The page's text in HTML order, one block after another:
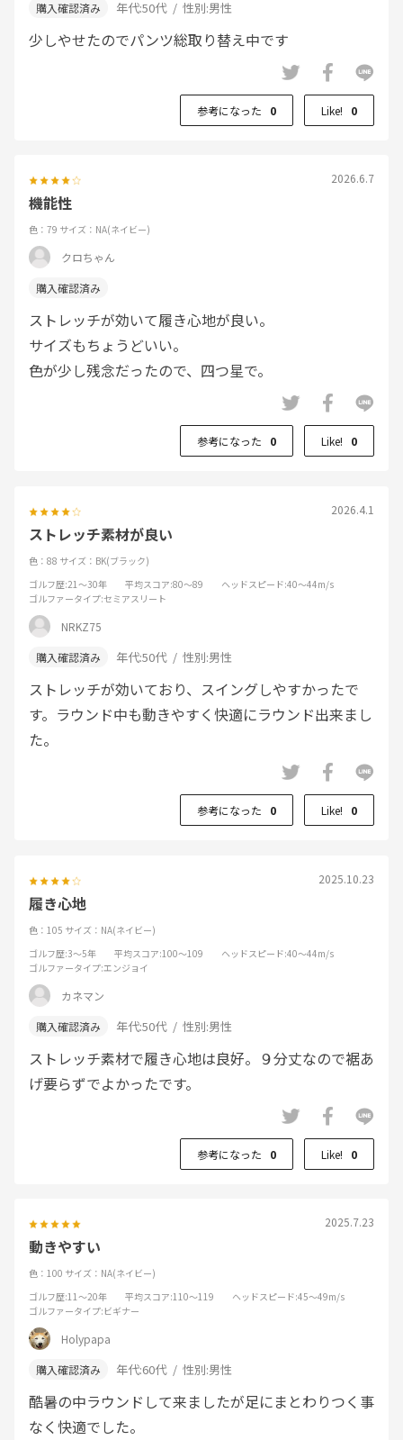
年代:50代 性別:男性
少しやせたのでパンツ総取り替え中です
参考になった 0 Like! 0
2026.6.7
機能性
色：79 サイズ：NA(ネイビー)
クロちゃん
ストレッチが効いて履き心地が良い。
サイズもちょうどいい。
色が少し残念だったので、四つ星で。
参考になった 0 Like! 0
2026.4.1
ストレッチ素材が良い
色：88 サイズ：BK(ブラック)
ゴルフ歴:21～30年 平均スコア:80～89 ヘッドスピード:40～44m/s
ゴルファータイプ:セミアスリート
NRKZ75
年代:50代 性別:男性
ストレッチが効いており、スイングしやすかったで
す。ラウンド中も動きやすく快適にラウンド出来まし
た。
参考になった 0 Like! 0
2025.10.23
履き心地
色：105 サイズ：NA(ネイビー)
ゴルフ歴:3～5年 平均スコア:100～109 ヘッドスピード:40～44m/s
ゴルファータイプ:エンジョイ
カネマン
年代:50代 性別:男性
ストレッチ素材で履き心地は良好。９分丈なので裾あ
げ要らずでよかったです。
参考になった 0 Like! 0
2025.7.23
動きやすい
色：100 サイズ：NA(ネイビー)
ゴルフ歴:11～20年 平均スコア:110～119 ヘッドスピード:45～49m/s
ゴルファータイプ:ビギナー
Holypapa
年代:60代 性別:男性
酷暑の中ラウンドして来ましたが足にまとわりつく事
なく快適でした。